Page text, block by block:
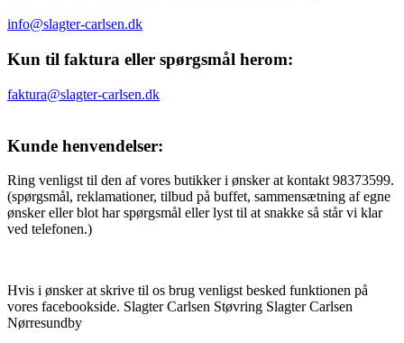
info@slagter-carlsen.dk
Kun til faktura eller spørgsmål herom:
faktura@slagter-carlsen.dk
Kunde henvendelser:
Ring venligst til den af vores butikker i ønsker at kontakt 98373599.
(spørgsmål, reklamationer, tilbud på buffet, sammensætning af egne
ønsker eller blot har spørgsmål eller lyst til at snakke så står vi klar
ved telefonen.)
Hvis i ønsker at skrive til os brug venligst besked funktionen på
vores facebookside. Slagter Carlsen Støvring Slagter Carlsen
Nørresundby